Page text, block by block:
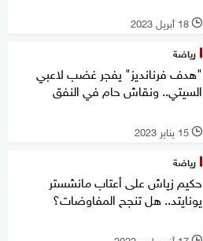
l 18 أبريل 2023
رياضة
"هدف فرنانديز" يفجر غضب لاعبي
السيتي.. ونقاش حام في النفق
l 15 يناير 2023
رياضة
حكيم زياش على أعتاب مانشستر
يونايتد.. هل تنجح المفاوضات؟